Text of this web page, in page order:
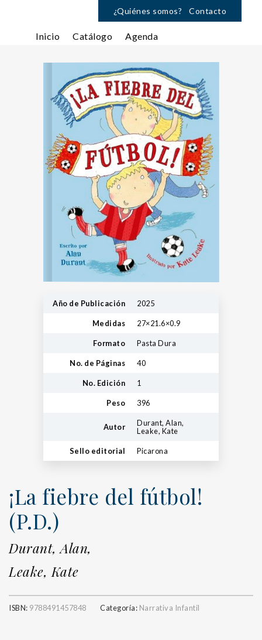
¿Quiénes somos? Contacto
Inicio Catálogo Agenda
Año de Publicación 2025
Medidas 27×21.6×0.9
Formato Pasta Dura
No. de Páginas 40
No. Edición 1
Peso 396
Autor
Durant, Alan,
Leake, Kate
Sello editorial Picarona
¡La fiebre del fútbol!
(P.D.)
Durant, Alan,
Leake, Kate
ISBN: 9788491457848 Categoría: Narrativa Infantil